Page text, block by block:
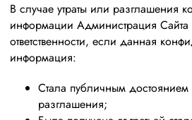
В случае утраты или разглашения
информации Администрация Сайта
ответственности, если данная
информация:
Стала публичным достоянием
разглашения;